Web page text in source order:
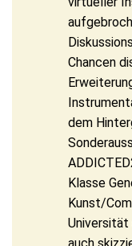
Chancen
dem
Klasse
Kunst/
Universität